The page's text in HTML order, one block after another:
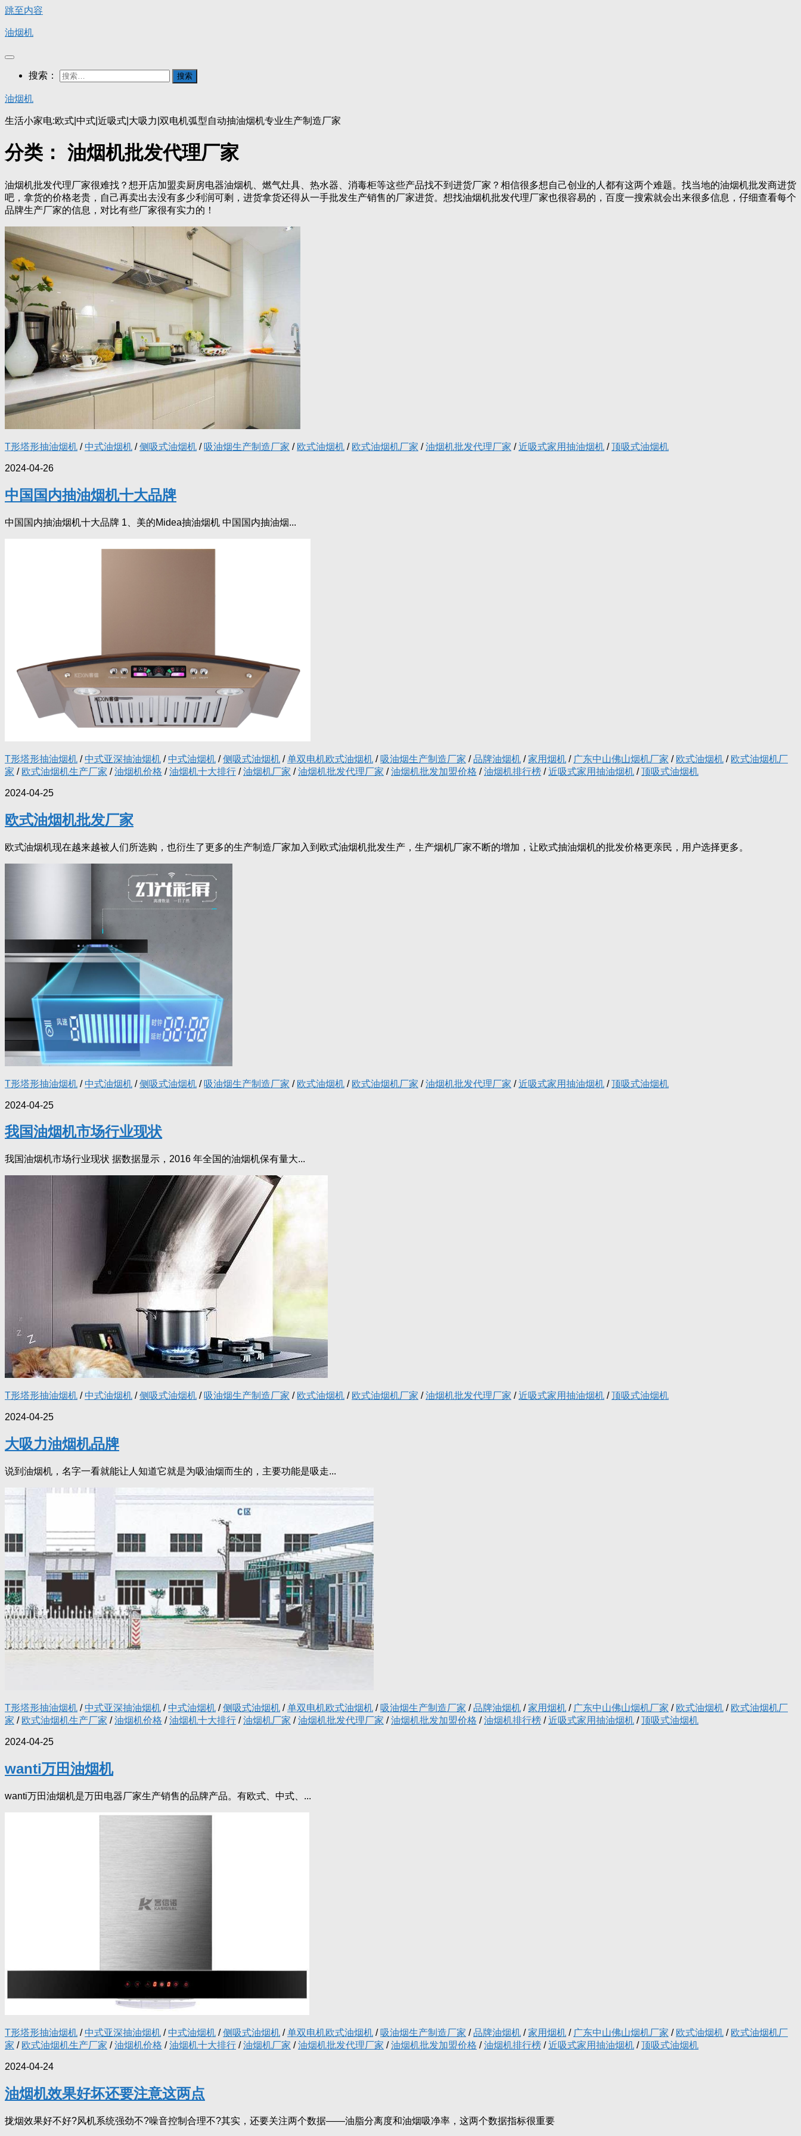
跳至内容
油烟机
搜索：
油烟机
生活小家电:欧式|中式|近吸式|大吸力|双电机弧型自动抽油烟机专业生产制造厂家
分类： 油烟机批发代理厂家
油烟机批发代理厂家很难找？想开店加盟卖厨房电器油烟机、燃气灶具、热水器、消毒柜等这些产品找不到进货厂家？相信很多想自己创业的人都有这两个难题。找当地的油烟机批发商进货
吧，拿货的价格老贵，自己再卖出去没有多少利润可剩，进货拿货还得从一手批发生产销售的厂家进货。想找油烟机批发代理厂家也很容易的，百度一搜索就会出来很多信息，仔细查看每个
品牌生产厂家的信息，对比有些厂家很有实力的！
T形塔形抽油烟机 / 中式油烟机 /侧吸式油烟机 / 吸油烟生产制造厂家 / 欧式油烟机 / 欧式油烟机厂家 /油烟机批发代理厂家 /近吸式家用抽油烟机 /顶吸式油烟机
2024-04-26
中国国内抽油烟机十大品牌
中国国内抽油烟机十大品牌 1、美的Midea抽油烟机 中国国内抽油烟...
T形塔形抽油烟机 / 中式亚深抽油烟机 / 中式油烟机 /侧吸式油烟机 /单双电机欧式油烟机 / 吸油烟生产制造厂家 /品牌油烟机 /家用烟机 / 广东中山佛山烟机厂家 / 欧式油烟机 / 欧式油烟机厂
家 / 欧式油烟机生产厂家 /油烟机价格 /油烟机十大排行 /油烟机厂家 /油烟机批发代理厂家 /油烟机批发加盟价格 /油烟机排行榜 /近吸式家用抽油烟机 /顶吸式油烟机
2024-04-25
欧式油烟机批发厂家
欧式油烟机现在越来越被人们所选购，也衍生了更多的生产制造厂家加入到欧式油烟机批发生产，生产烟机厂家不断的增加，让欧式抽油烟机的批发价格更亲民，用户选择更多。
T形塔形抽油烟机 / 中式油烟机 /侧吸式油烟机 / 吸油烟生产制造厂家 / 欧式油烟机 / 欧式油烟机厂家 /油烟机批发代理厂家 /近吸式家用抽油烟机 /顶吸式油烟机
2024-04-25
我国油烟机市场行业现状
我国油烟机市场行业现状 据数据显示，2016 年全国的油烟机保有量大...
T形塔形抽油烟机 / 中式油烟机 /侧吸式油烟机 / 吸油烟生产制造厂家 / 欧式油烟机 / 欧式油烟机厂家 /油烟机批发代理厂家 /近吸式家用抽油烟机 /顶吸式油烟机
2024-04-25
大吸力油烟机品牌
说到油烟机，名字一看就能让人知道它就是为吸油烟而生的，主要功能是吸走...
T形塔形抽油烟机 / 中式亚深抽油烟机 / 中式油烟机 /侧吸式油烟机 /单双电机欧式油烟机 / 吸油烟生产制造厂家 /品牌油烟机 /家用烟机 / 广东中山佛山烟机厂家 / 欧式油烟机 / 欧式油烟机厂
家 / 欧式油烟机生产厂家 /油烟机价格 /油烟机十大排行 /油烟机厂家 /油烟机批发代理厂家 /油烟机批发加盟价格 /油烟机排行榜 /近吸式家用抽油烟机 /顶吸式油烟机
2024-04-25
wanti万田油烟机
wanti万田油烟机是万田电器厂家生产销售的品牌产品。有欧式、中式、...
T形塔形抽油烟机 / 中式亚深抽油烟机 / 中式油烟机 /侧吸式油烟机 /单双电机欧式油烟机 / 吸油烟生产制造厂家 /品牌油烟机 /家用烟机 / 广东中山佛山烟机厂家 / 欧式油烟机 / 欧式油烟机厂
家 / 欧式油烟机生产厂家 /油烟机价格 /油烟机十大排行 /油烟机厂家 /油烟机批发代理厂家 /油烟机批发加盟价格 /油烟机排行榜 /近吸式家用抽油烟机 /顶吸式油烟机
2024-04-24
油烟机效果好坏还要注意这两点
拢烟效果好不好?风机系统强劲不?噪音控制合理不?其实，还要关注两个数据——油脂分离度和油烟吸净率，这两个数据指标很重要